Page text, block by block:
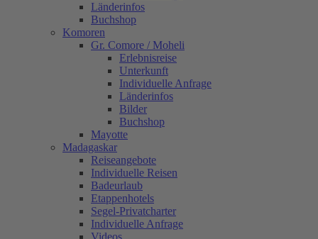
Länderinfos
Buchshop
Komoren
Gr. Comore / Moheli
Erlebnisreise
Unterkunft
Individuelle Anfrage
Länderinfos
Bilder
Buchshop
Mayotte
Madagaskar
Reiseangebote
Individuelle Reisen
Badeurlaub
Etappenhotels
Segel-Privatcharter
Individuelle Anfrage
Videos